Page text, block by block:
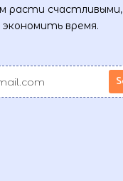
расти счастливыми,
время.